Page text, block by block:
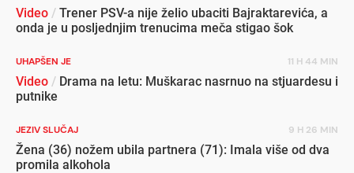
Video / Trener PSV-a nije želio ubaciti Bajraktarevića, a
onda je u posljednjim trenucima meča stigao šok
UHAPŠEN JE 11 H 44 MIN
Video / Drama na letu: Muškarac nasrnuo na stjuardesu i
putnike
JEZIV SLUČAJ 9 H 26 MIN
Žena (36) nožem ubila partnera (71): Imala više od dva
promila alkohola